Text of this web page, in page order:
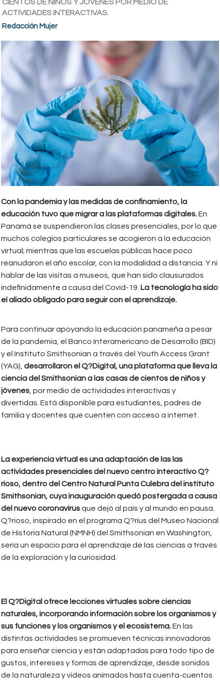
CIENTOS DE NIÑOS Y JÓVENES POR MEDIO DE
ACTIVIDADES INTERACTIVAS.
Redacción Mujer
Con la pandemia y las medidas de confinamiento, la
educación tuvo que migrar a las plataformas digitales.En
Panamá se suspendieron las clases presenciales, por lo que
muchos colegios particulares se acogieron a la educación
virtual; mientras que las escuelas públicas hace poco
reanudaron el año escolar, con la modalidad a distancia. Y ni
hablar de las visitas a museos, que han sido clausurados
indefinidamente a causa del Covid-19. La tecnología ha sido
el aliado obligado para seguir con el aprendizaje.
Para continuar apoyando la educación panameña a pesar
de la pandemia, el Banco Interamericano de Desarrollo (BID)
y el Instituto Smithsonian a través del Youth Access Grant
(YAG), desarrollaron el Q?Digital,una plataforma que lleva la
ciencia del Smithsonian a las casas de cientos de niños y
jóvenes, por medio de actividades interactivas y
divertidas. Está disponible para estudiantes, padres de
familia y docentes que cuenten con acceso a internet.
La experiencia virtual es una adaptación de las las
actividades presenciales del nuevo centro interactivo Q?
rioso, dentro del Centro Natural Punta Culebra del instituto
Smithsonian, cuya inauguración quedó postergada a causa
del nuevo coronavirusque dejó al país y al mundo en pausa.
Q?rioso, inspirado en el programa Q?rius del Museo Nacional
de Historia Natural (NMNH) del Smithsonian en Washington,
sería un espacio para el aprendizaje de las ciencias a través
de la exploración y la curiosidad.
El Q?Digital ofrece lecciones virtuales sobre ciencias
naturales, incorporando información sobre los organismos y
sus funciones y los organismos y el ecosistema.En las
distintas actividades se promueven técnicas innovadoras
para enseñar ciencia y están adaptadas para todo tipo de
gustos, intereses y formas de aprendizaje, desde sonidos
de la naturaleza y videos animados hasta cuenta-cuentos